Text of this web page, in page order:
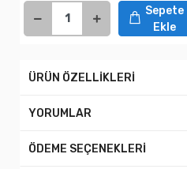
Sepete
Ekle
ÜRÜN ÖZELLİKLERİ
YORUMLAR
ÖDEME SEÇENEKLERİ